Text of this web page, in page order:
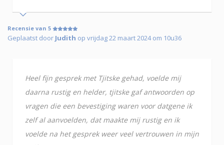
Recensie van 5
Geplaatst door Judith op vrijdag 22 maart 2024 om 10u36
Heel fijn gesprek met Tjitske gehad, voelde mij
daarna rustig en helder, tjitske gaf antwoorden op
vragen die een bevestiging waren voor datgene ik
zelf al aanvoelden, dat maakte mij rustig en ik
voelde na het gesprek weer veel vertrouwen in mijn